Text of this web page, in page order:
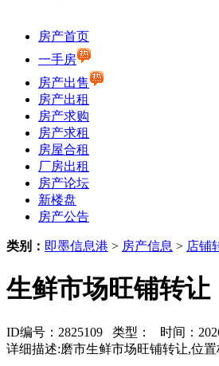
房产首页
一手房
房产出售
房产出租
房产求购
房产求租
房屋合租
厂房出租
房产论坛
新楼盘
房产公告
类别： 即墨信息港 > 房产信息 > 店铺
生鲜市场旺铺转让
ID编号：2825109 类型： 时间：
详细描述:磨市生鲜市场旺铺转让,位